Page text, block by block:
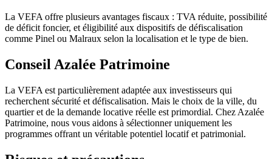
La VEFA offre plusieurs avantages fiscaux : TVA réduite, possibilité
de déficit foncier, et éligibilité aux dispositifs de défiscalisation
comme Pinel ou Malraux selon la localisation et le type de bien.
Conseil Azalée Patrimoine
La VEFA est particulièrement adaptée aux investisseurs qui
recherchent sécurité et défiscalisation. Mais le choix de la ville, du
quartier et de la demande locative réelle est primordial. Chez Azalée
Patrimoine, nous vous aidons à sélectionner uniquement les
programmes offrant un véritable potentiel locatif et patrimonial.